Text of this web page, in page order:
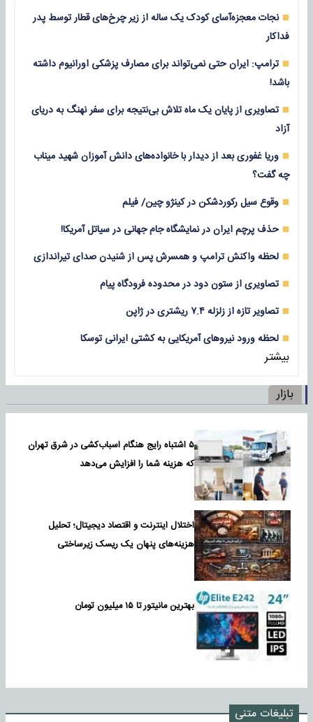
نجات معجزه‌آسای کودک یک ساله از زیر چرخ‌های قطار توسط پدر
فداکار
ترامپ: ایران حتی نمی‌تواند برای مصارف پزشکی اورانیوم داشته
باشد!
تصاویری از پایان یک ماه تلاش بی‌نتیجه برای سفر نهنگ به دریای
آزاد
وریا غفوری بعد از دیدار با خانواده‌های دانش آموزان شهید میناب
چه گفت؟
وقوع سیل رکوردشکن در کینژو چین/ فیلم
حذف پرچم ایران در نمایشگاه جام جهانی در سیاتل آمریکا!
لحظه واکنش ترامپ و همسرش پس از شنیدن صدای تیراندازی
تصاویری از ستون دود در محدوده فرودگاه پیام
تصاویر تازه از زلزله‌ ۷.۴ ریشتری در ژاپن
لحظه ورود نیروهای آمریکایی به کشتی ایرانی توسکا
بیشتر
بازار
۵ اشتباه رایج هنگام اسباب‌کشی در شرق تهران
که هزینه شما را افزایش می‌دهد
اختلال اینترنت و اقتصاد دیجیتال؛ تحلیل
هزینه‌های پنهان یک ریسک زیرساختی
بهترین مانیتور تا ۱۵ میلیون تومان
تبلیغات متنی